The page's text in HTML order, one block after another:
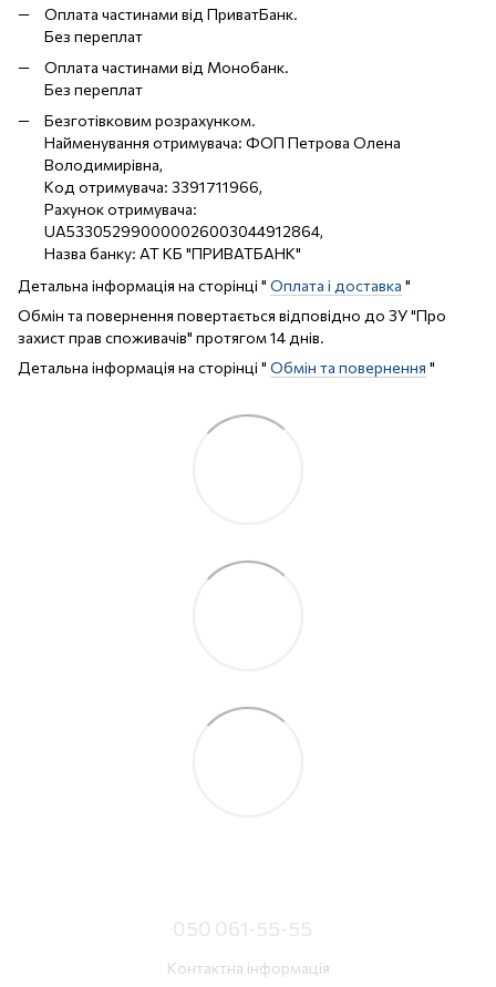
Оплата частинами від ПриватБанк.
Без переплат
Оплата частинами від Монобанк.
Без переплат
Безготівковим розрахунком.
Найменування отримувача: ФОП Петрова Олена
Володимирівна,
Код отримувача: 3391711966,
Рахунок отримувача:
UA533052990000026003044912864,
Назва банку: АТ КБ "ПРИВАТБАНК"
Детальна інформація на сторінці " Оплата і доставка "
Обмін та повернення повертається відповідно до ЗУ "Про
захист прав споживачів" протягом 14 днів.
Детальна інформація на сторінці " Обмін та повернення "
050 061-55-55
Контактна інформація